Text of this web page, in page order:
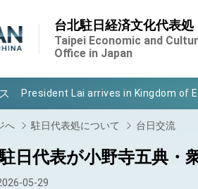
台北駐日経済文化代表処
Taipei Economic and
Office in Japan
Important Remarks of the Ministry
President Lai arrives in Kingdom of
VP Hsiao addresses 41st Space
Taiwan’s economic growth is a
President Lai’s remarks for Lunar
へ 駐日代表処について 台日交流
日代表が小野寺五典・
05-29